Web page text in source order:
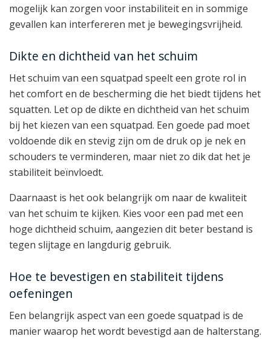
mogelijk kan zorgen voor instabiliteit en in sommige
gevallen kan interfereren met je bewegingsvrijheid.
Dikte en dichtheid van het schuim
Het schuim van een squatpad speelt een grote rol in
het comfort en de bescherming die het biedt tijdens het
squatten. Let op de dikte en dichtheid van het schuim
bij het kiezen van een squatpad. Een goede pad moet
voldoende dik en stevig zijn om de druk op je nek en
schouders te verminderen, maar niet zo dik dat het je
stabiliteit beïnvloedt.
Daarnaast is het ook belangrijk om naar de kwaliteit
van het schuim te kijken. Kies voor een pad met een
hoge dichtheid schuim, aangezien dit beter bestand is
tegen slijtage en langdurig gebruik.
Hoe te bevestigen en stabiliteit tijdens
oefeningen
Een belangrijk aspect van een goede squatpad is de
manier waarop het wordt bevestigd aan de halterstang.